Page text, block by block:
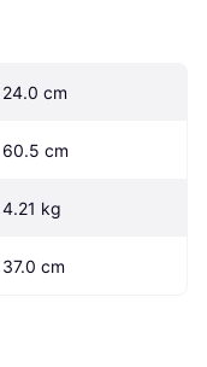
24.0 cm
60.5 cm
4.21 kg
37.0 cm